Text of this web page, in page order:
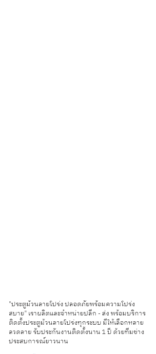
"ประตูม้วนลายโปร่ง ปลอดภัยพร้อมความโปร่ง
สบาย" เราผลิตและจำหน่ายปลีก - ส่ง พร้อมบริการ
ติดตั้งประตูม้วนลายโปร่งทุกระบบ มีให้เลือกหลาย
ลวดลาย รับประกันงานติดตั้งนาน 1 ปี ด้วยทีมช่าง
ประสบการณ์ยาวนาน